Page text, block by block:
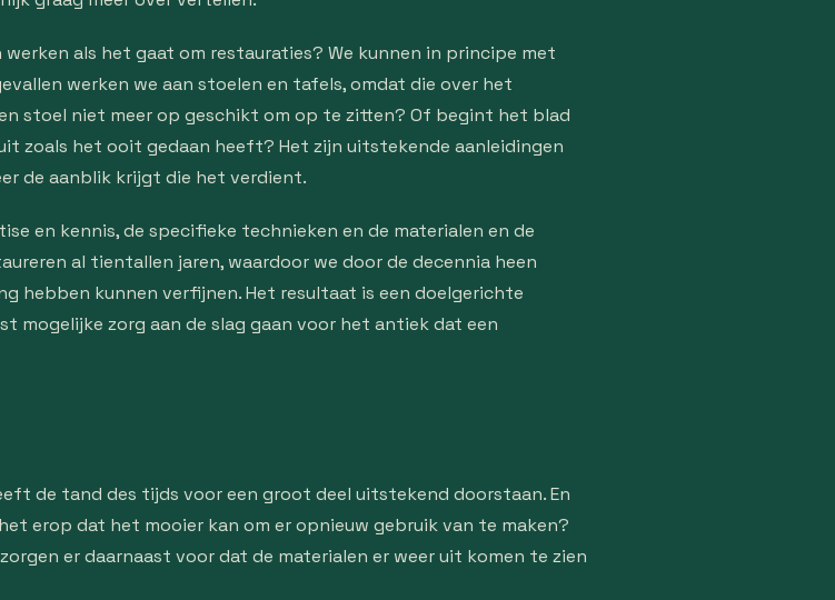
als het gaat om restauraties? We kunnen in principe met
werken we aan stoelen en tafels, omdat die over het
stoel niet meer op geschikt om op te zitten? Of begint het blad
zoals het ooit gedaan heeft? Het zijn uitstekende aanleidingen
de aanblik krijgt die het verdient.
en kennis, de specifieke technieken en de materialen en de
al tientallen jaren, waardoor we door de decennia heen
hebben kunnen verfijnen. Het resultaat is een doelgerichte
mogelijke zorg aan de slag gaan voor het antiek dat een
de tand des tijds voor een groot deel uitstekend doorstaan. En
erop dat het mooier kan om er opnieuw gebruik van te maken?
er daarnaast voor dat de materialen er weer uit komen te zien